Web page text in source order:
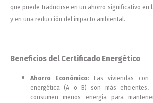
que puede traducirse en un ahorro significativo en
y en una reducción del impacto ambiental.
Beneficios del Certificado Energético
Ahorro Económico: Las viviendas con
energética (A o B) son más
consumen menos energía para